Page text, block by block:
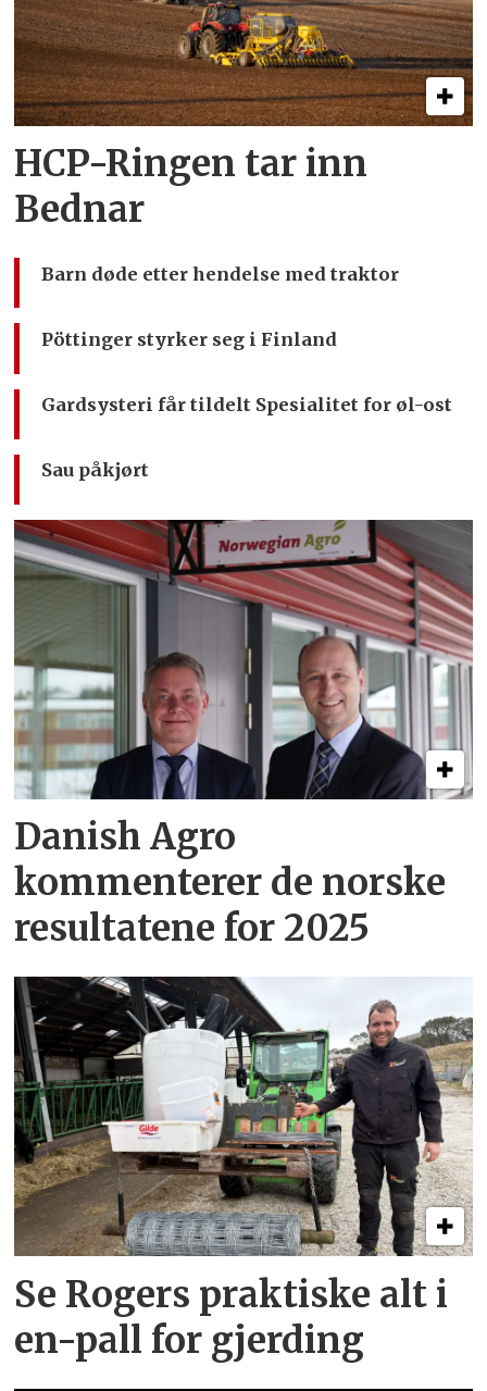
HCP-Ringen tar inn
Bednar
Barn døde etter hendelse med traktor
Pöttinger styrker seg i Finland
Gardsysteri får tildelt Spesialitet for øl-ost
Sau påkjørt
Danish Agro
kommenterer de norske
resultatene for 2025
Se Rogers praktiske alt i
en-pall for gjerding